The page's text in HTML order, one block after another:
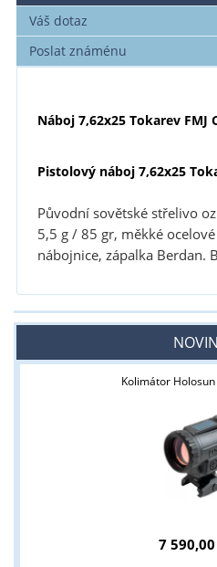
Váš dotaz
Poslat známénu
Náboj 7,62x25 TokarevFMJ
Pistolový náboj 7,62x25
Původní sovětské střelivo
5,5 g / 85 gr, měkké
nábojnice, zápalka Berdan.
Kolimátor Holosun
7